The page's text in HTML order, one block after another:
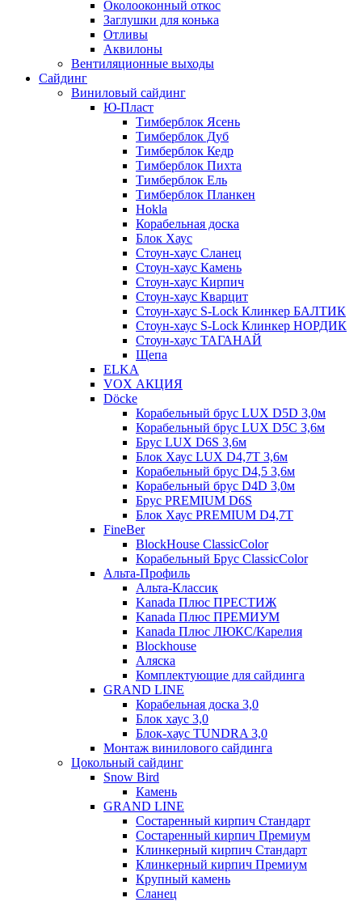
Околооконный откос
Заглушки для конька
Отливы
Аквилоны
Вентиляционные выходы
Сайдинг
Виниловый сайдинг
Ю-Пласт
Тимберблок Ясень
Тимберблок Дуб
Тимберблок Кедр
Тимберблок Пихта
Тимберблок Ель
Тимберблок Планкен
Hokla
Корабельная доска
Блок Хаус
Стоун-хаус Сланец
Стоун-хаус Камень
Стоун-хаус Кирпич
Стоун-хаус Кварцит
Стоун-хаус S-Lock Клинкер БАЛТИК
Стоун-хаус S-Lock Клинкер НОРДИК
Стоун-хаус ТАГАНАЙ
Щепа
ELKA
VOX АКЦИЯ
Döcke
Корабельный брус LUX D5D 3,0м
Корабельный брус LUX D5C 3,6м
Брус LUX D6S 3,6м
Блок Хаус LUX D4,7T 3,6м
Корабельный брус D4,5 3,6м
Корабельный брус D4D 3,0м
Брус PREMIUM D6S
Блок Хаус PREMIUM D4,7T
FineBer
BlockHouse ClassicColor
Корабельный Брус ClassicColor
Альта-Профиль
Альта-Классик
Kanada Плюс ПРЕСТИЖ
Kanada Плюс ПРЕМИУМ
Kanada Плюс ЛЮКС/Карелия
Blockhouse
Аляска
Комплектующие для сайдинга
GRAND LINE
Корабельная доска 3,0
Блок хаус 3,0
Блок-хаус TUNDRA 3,0
Монтаж винилового сайдинга
Цокольный сайдинг
Snow Bird
Камень
GRAND LINE
Состаренный кирпич Стандарт
Состаренный кирпич Премиум
Клинкерный кирпич Стандарт
Клинкерный кирпич Премиум
Крупный камень
Сланец